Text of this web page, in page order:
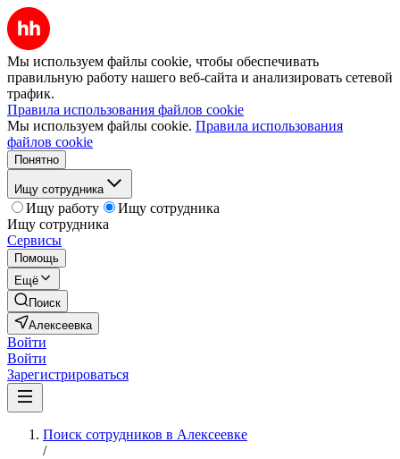
Мы используем файлы cookie, чтобы обеспечивать
правильную работу нашего веб-сайта и анализировать сетевой
трафик.
Правила использования файлов cookie
Мы используем файлы cookie. Правила использования
файлов cookie
Понятно
Ищу сотрудника
Ищу работу
Ищу сотрудника
Ищу сотрудника
Сервисы
Помощь
Ещё
Поиск
Алексеевка
Войти
Войти
Зарегистрироваться
Поиск сотрудников в Алексеевке
/